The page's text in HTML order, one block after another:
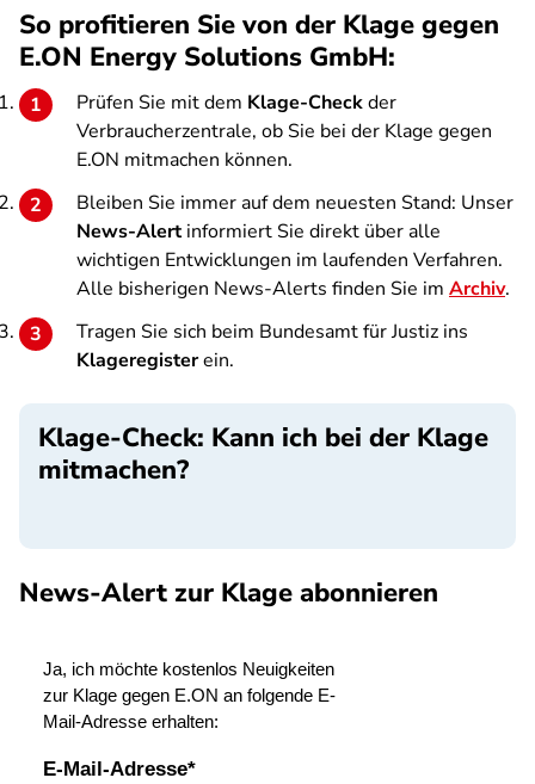
So profitieren Sie von der Klage gegen
E.ON Energy Solutions GmbH:
Prüfen Sie mit dem Klage-Checkder
Verbraucherzentrale, ob Sie bei der Klage gegen
E.ON mitmachen können.
Bleiben Sie immer auf dem neuesten Stand: Unser
News-Alertinformiert Sie direkt über alle
wichtigen Entwicklungen im laufenden Verfahren.
Alle bisherigen News-Alerts finden Sie im Archiv.
Tragen Sie sich beim Bundesamt für Justiz ins
Klageregisterein.
Klage-Check: Kann ich bei der Klage
mitmachen?
News-Alert zur Klage abonnieren